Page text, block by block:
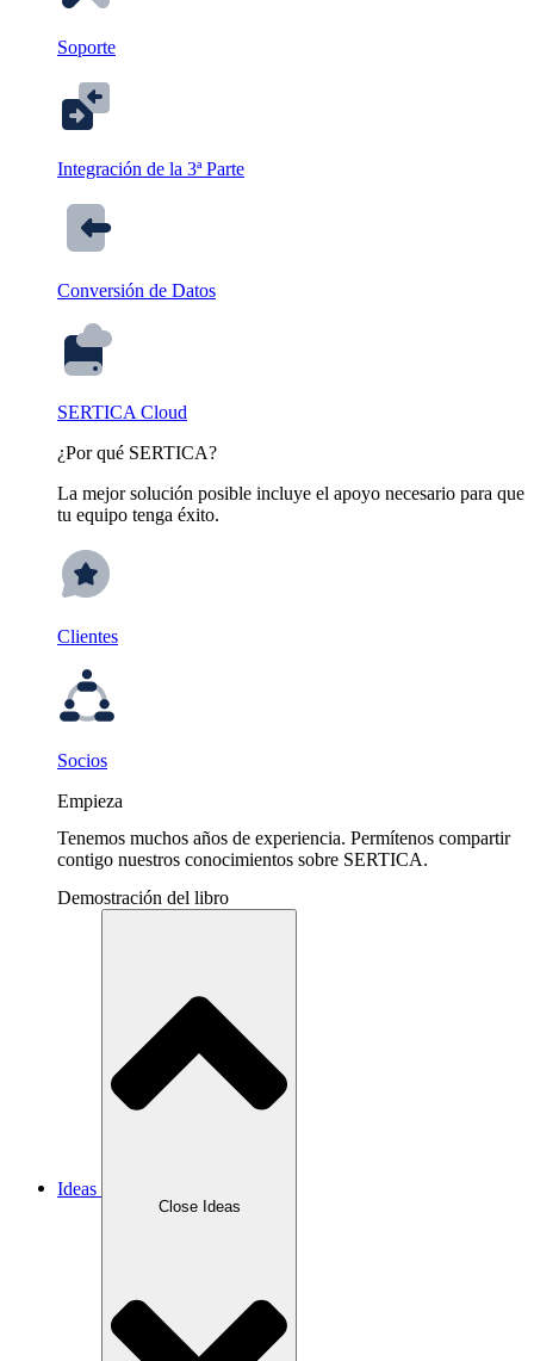
Soporte
Integración de la 3ª Parte
Conversión de Datos
SERTICA Cloud
¿Por qué SERTICA?
La mejor solución posible incluye el apoyo necesario para que
tu equipo tenga éxito.
Clientes
Socios
Empieza
Tenemos muchos años de experiencia. Permítenos compartir
contigo nuestros conocimientos sobre SERTICA.
Demostración del libro
Ideas
Close Ideas